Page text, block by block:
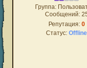
Группа:
Сообщений:
Репутация: 0
Статус: Offline